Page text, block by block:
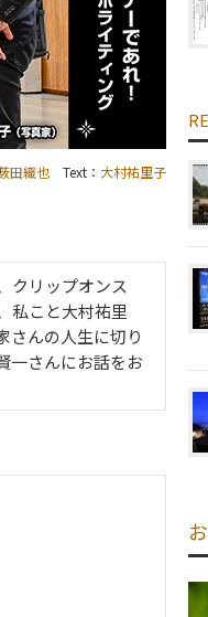
田織也 Text： 大村祐里子
クリップオンス
私こと大村祐里
さんの人生に切り
一さんにお話をお